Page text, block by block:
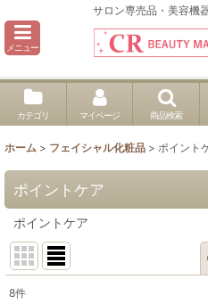
サロン専売品・美容機
メニュー
カテゴリ マイページ 商品検索
ホーム > フェイシャル化粧品 > ポイント
ポイントケア
ポイントケア
8件